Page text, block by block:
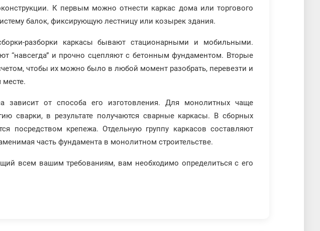
К первым можно отнести каркас дома или торгового
балок, фиксирующую лестницу или козырек здания.
разборки каркасы бывают стационарными и мобильными.
“навсегда” и прочно сцепляют с бетонным фундаментом. Вторые
чтобы их можно было в любой момент разобрать, перевезти и
месте.
зависит от способа его изготовления. Для монолитных чаще
сварки, в результате получаются сварные каркасы. В сборных
посредством крепежа. Отдельную группу каркасов составляют
часть фундамента в монолитном строительстве.
всем вашим требованиям, вам необходимо определиться с его